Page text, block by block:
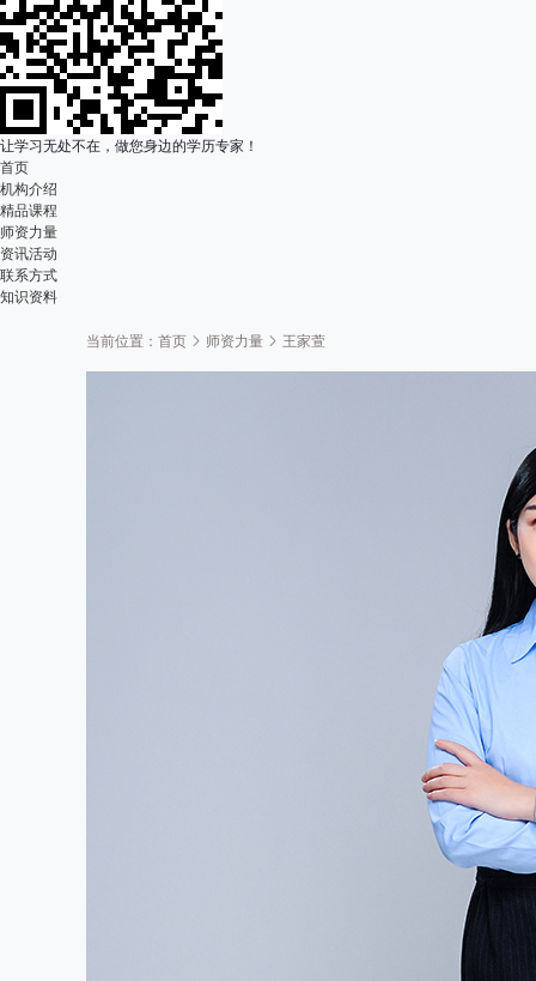
让学习无处不在，做您身边的学历专家！
首页
机构介绍
精品课程
师资力量
资讯活动
联系方式
知识资料
当前位置： 首页 师资力量 王家萱